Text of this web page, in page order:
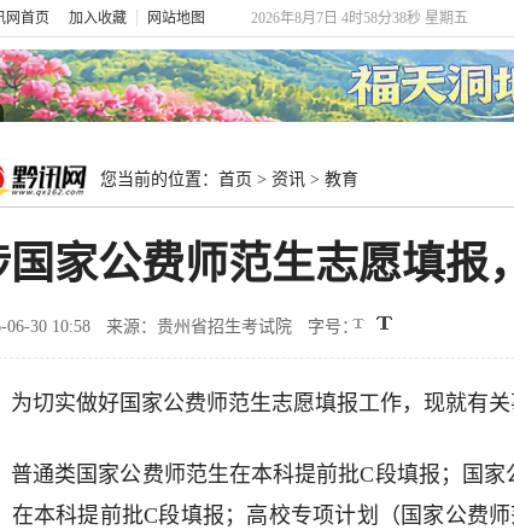
网首页 加入收藏 网站地图 2026年8月7日 4时58分39秒 星期五
您当前的位置： 首页 > 资讯 > 教育
国家公费师范生志愿填报
06-30 10:58 来源：贵州省招生考试院 字号：
为切实做好国家公费师范生志愿填报工作，现就有关
普通类国家公费师范生在本科提前批C段填报；国
在本科提前批C段填报；高校专项计划（国家公费